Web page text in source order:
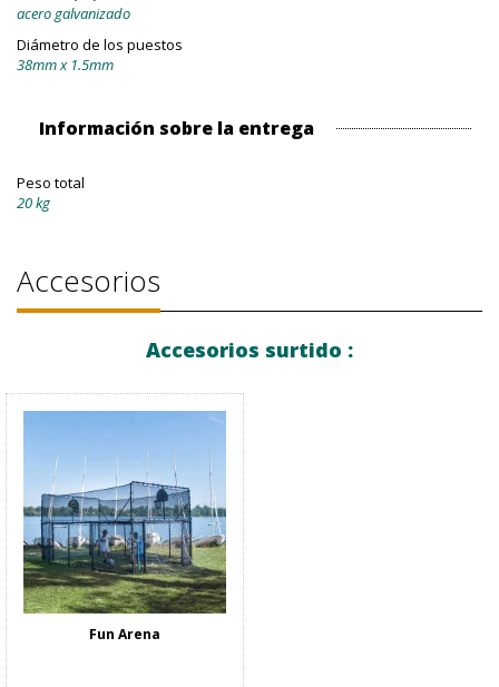
acero galvanizado
Diámetro de los puestos
38mm x 1.5mm
Información sobre la entrega
Peso total
20 kg
Accesorios
Accesorios surtido :
Fun Arena